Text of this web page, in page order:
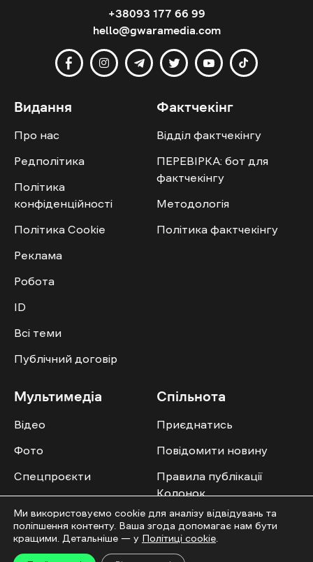
+38093 177 66 99
hello@gwaramedia.com
Видання
Про нас
Редполітика
Політика
конфіденційності
Політика Cookie
Реклама
Робота
ID
Всі теми
Публічний договір
Фактчекінг
Відділ фактчекінгу
ПЕРЕВІРКА: бот для
фактчекінгу
Методологія
Політика фактчекінгу
Мультимедіа
Відео
Фото
Спецпроєкти
Спільнота
Приєднатись
Повідомити новину
Правила публікації
Колонок
Ми використовуємо cookie для аналізу відвідувань та
поліпшення контенту. Ваша згода допомагає нам бути
кращими. Детальніше — у Політиці cookie